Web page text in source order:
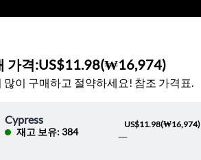
가격:US$11.98(₩16,974)
많이 구매하고 절약하세요! 참조 가격표.
Cypress
재고 보유: 384
US$11.98(₩16,974)